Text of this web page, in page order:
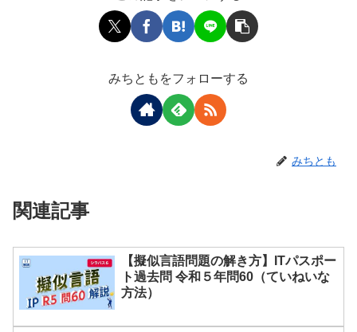
みちともをフォローする
みちとも
関連記事
【擬似言語問題の解き方】ITパスポー
ト過去問 令和５年問60（ていねいな
方法）